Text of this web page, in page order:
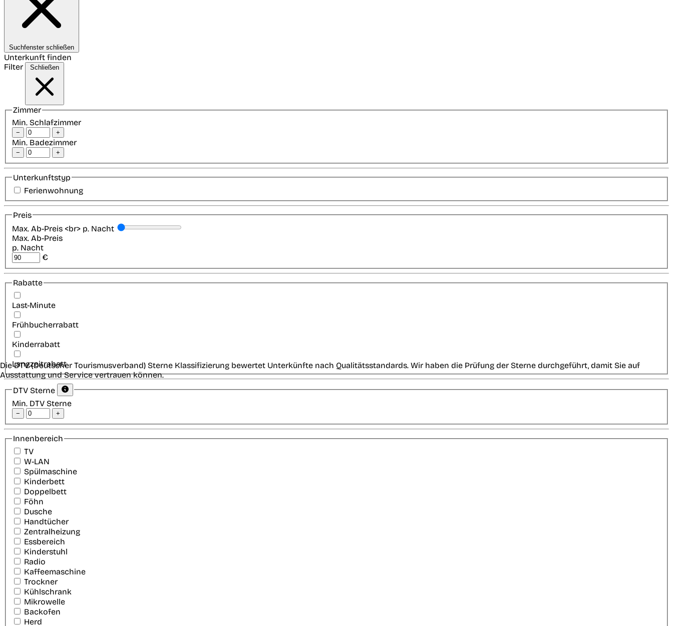
Suchfenster schließen
Unterkunft finden
Filter
Schließen
Zimmer
Min. Schlafzimmer
− +
Min. Badezimmer
− +
Unterkunftstyp
Ferienwohnung
Preis
Max. Ab-Preis <br> p. Nacht
Max. Ab-Preis
p. Nacht
€
Rabatte
Last-Minute
Frühbucherrabatt
Kinderrabatt
Langzeitrabatt
DTV Sterne
Min. DTV Sterne
− +
Die DTV (Deutscher Tourismusverband) Sterne Klassifizierung bewertet Unterkünfte nach Qualitätsstandards. Wir haben die Prüfung der Sterne durchgeführt, damit Sie auf
Ausstattung und Service vertrauen können.
Innenbereich
TV
W-LAN
Spülmaschine
Kinderbett
Doppelbett
Föhn
Dusche
Handtücher
Zentralheizung
Essbereich
Kinderstuhl
Radio
Kaffeemaschine
Trockner
Kühlschrank
Mikrowelle
Backofen
Herd